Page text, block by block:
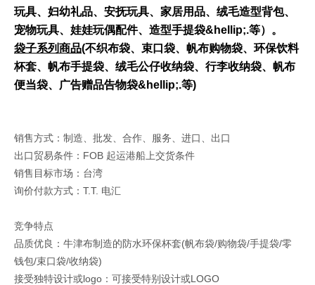
玩具、妇幼礼品、安抚玩具、家居用品、绒毛造型背包、
宠物玩具、娃娃玩偶配件、造型手提袋&hellip;.等）。
袋子系列商品(不织布袋、束口袋、帆布购物袋、环保饮料
杯套、帆布手提袋、绒毛公仔收纳袋、行李收纳袋、帆布
便当袋、广告赠品告物袋&hellip;.等)
销售方式：制造、批发、合作、服务、进口、出口
出口贸易条件：FOB 起运港船上交货条件
销售目标市场：台湾
询价付款方式：T.T. 电汇
竞争特点
品质优良：牛津布制造的防水环保杯套(帆布袋/购物袋/手提袋/零
钱包/束口袋/收纳袋)
接受独特设计或logo：可接受特别设计或LOGO